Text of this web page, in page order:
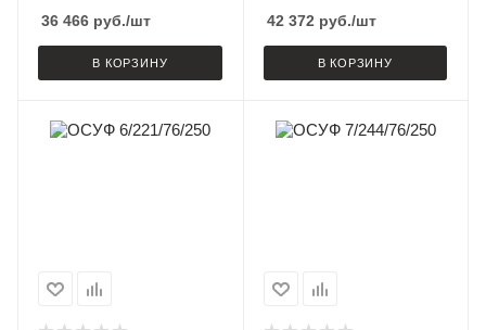
36 466 руб./шт
В КОРЗИНУ
42 372 руб./шт
В КОРЗИНУ